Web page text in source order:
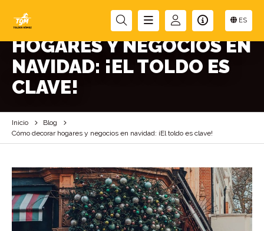
ES
CÓMO DECORAR
HOGARES Y NEGOCIOS EN
NAVIDAD: ¡EL TOLDO ES
CLAVE!
Inicio
Blog
Cómo decorar hogares y negocios en navidad: ¡El toldo es clave!